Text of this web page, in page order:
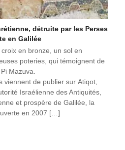
détruite par les Perses
en Galilée
en bronze, un sol en
poteries, qui témoignent de
Mazuva.
viennent de publier sur Atiqot,
Israélienne des Antiquités,
et prospère de Galilée, la
en 2007 […]